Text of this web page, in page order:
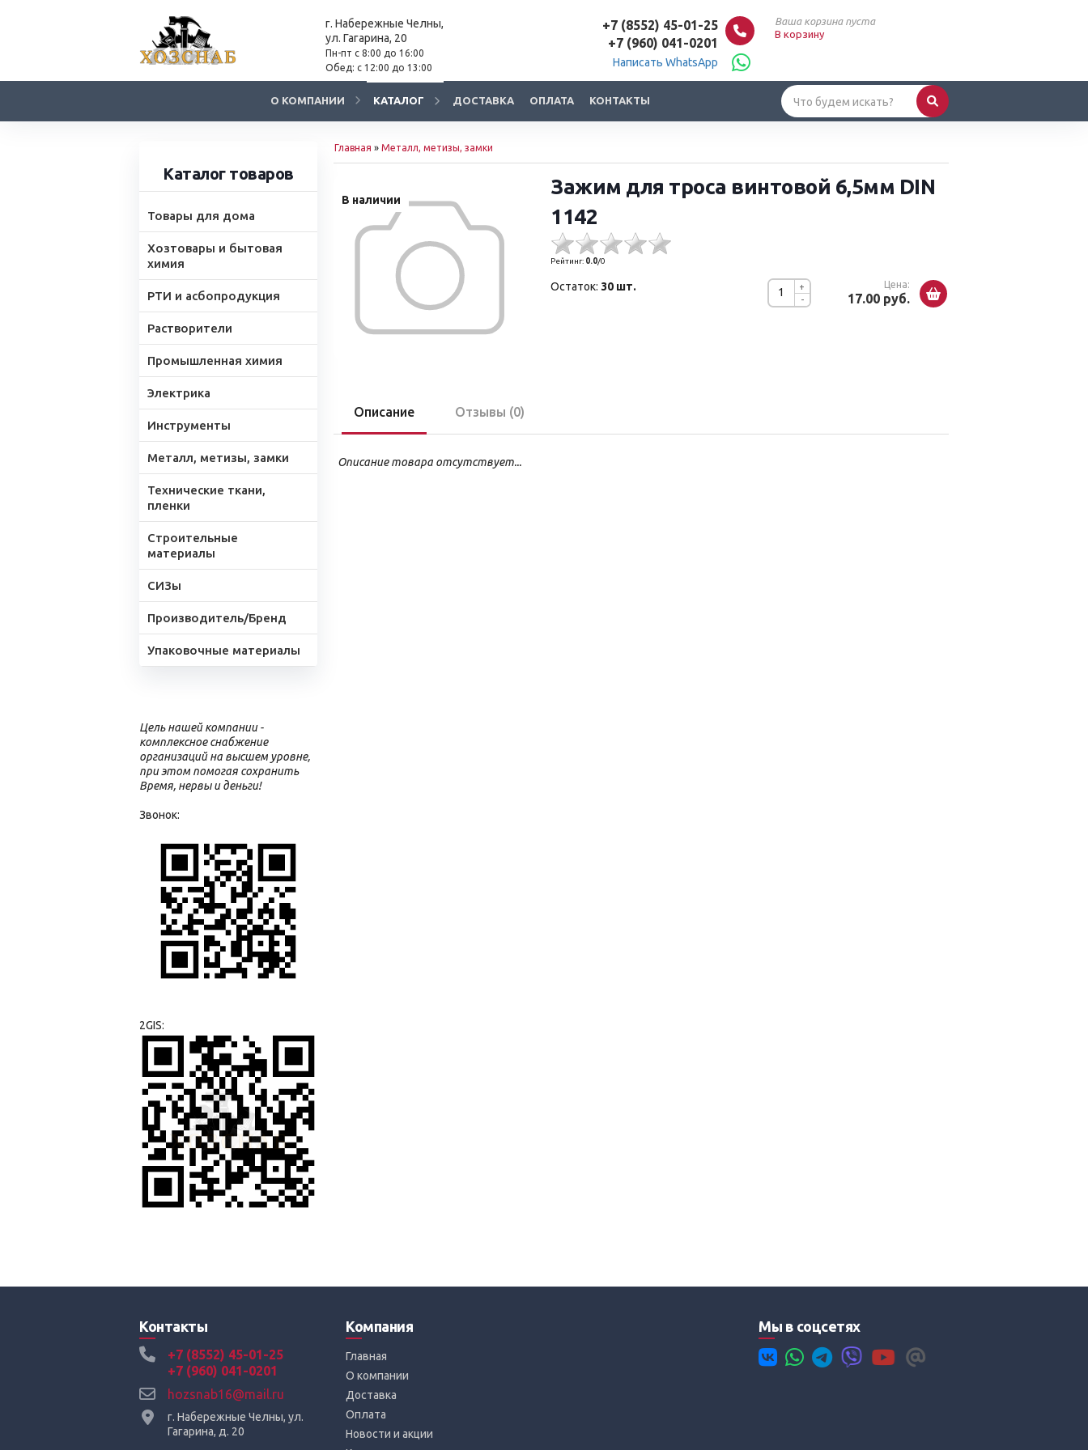
г. Набережные Челны,
ул. Гагарина, 20
Пн-пт с 8:00 до 16:00
Обед: с 12:00 до 13:00
+7 (8552) 45-01-25
+7 (960) 041-0201
Написать WhatsApp
Ваша корзина пуста
В корзину
О КОМПАНИИ КАТАЛОГ ДОСТАВКА ОПЛАТА КОНТАКТЫ
Каталог товаров
Товары для дома
Хозтовары и бытовая
химия
РТИ и асбопродукция
Растворители
Промышленная химия
Электрика
Инструменты
Металл, метизы, замки
Технические ткани,
пленки
Строительные
материалы
СИЗы
Производитель/Бренд
Упаковочные материалы
Цель нашей компании -
комплексное снабжение
организаций на высшем уровне,
при этом помогая сохранить
Время, нервы и деньги!
Звонок:
2GIS:
Главная » Металл, метизы, замки
В наличии
Зажим для троса винтовой 6,5мм DIN
1142
Рейтинг: 0.0/0
-
+ Цена:
17.00 руб.
Остаток: 30 шт.
Описание Отзывы (0)
Описание товара отсутствует...
Контакты
+7 (8552) 45-01-25
+7 (960) 041-0201
hozsnab16@mail.ru
г. Набережные Челны, ул.
Гагарина, д. 20
Компания
Главная
О компании
Доставка
Оплата
Новости и акции
Мы в соцсетях